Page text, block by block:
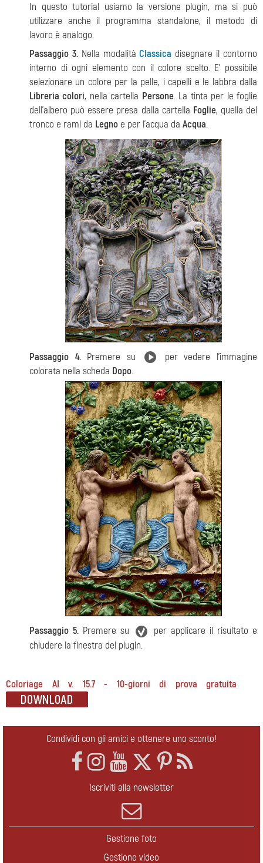
In questo tutorial usiamo la versione plugin, ma si può
utilizzare anche il programma standalone, il metodo di
lavoro è analogo.
Passaggio 3.Nella modalitàClassica disegnare il contorno
interno di ogni elemento con il colore scelto. E’ possibile
selezionare un colore per la pelle, i capelli e le labbra dalla
Libreria colori, nella cartella Persone. La tinta per le foglie
dell'albero può essere presa dalla cartella Foglie, quella del
tronco e rami da Legno e per l'acqua da Acqua.
Passaggio 4.Premere su
per vedere l'immagine
colorata nella scheda Dopo.
Passaggio 5. Premere su
per applicare il risultato e
chiudere la finestra del plugin.
Coloriage AI v. 15.7 - 10-giorni di prova gratuita
Condividi con gli amici e ottenere uno sconto!
Iscriviti alla newsletter
Gestione foto
Gestione video